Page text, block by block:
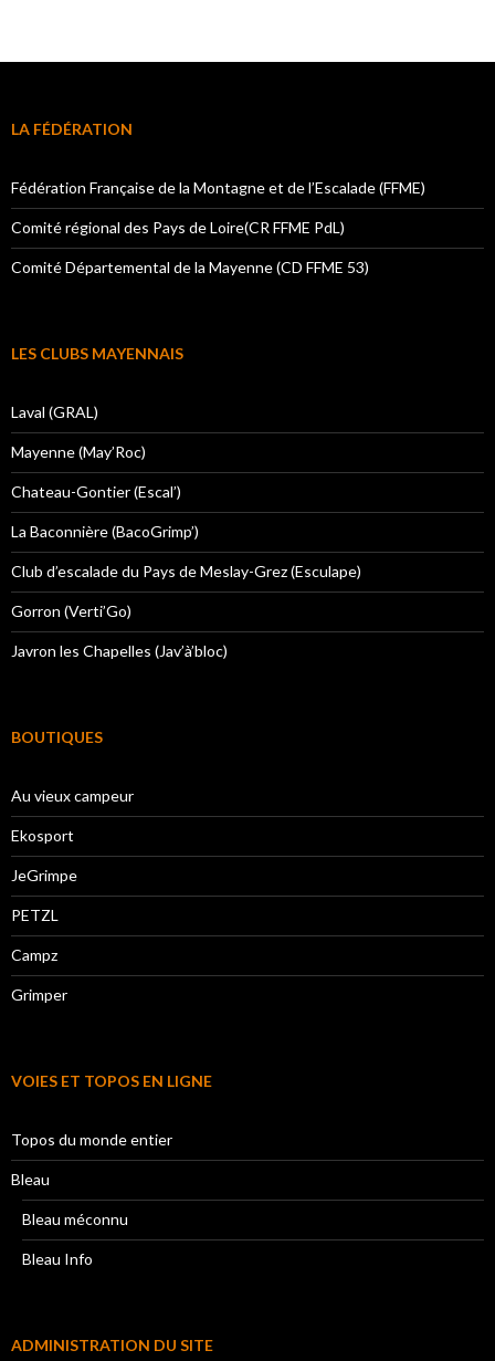
LA FÉDÉRATION
Fédération Française de la Montagne et de l’Escalade (FFME)
Comité régional des Pays de Loire(CR FFME PdL)
Comité Départemental de la Mayenne (CD FFME 53)
LES CLUBS MAYENNAIS
Laval (GRAL)
Mayenne (May’Roc)
Chateau-Gontier (Escal’)
La Baconnière (BacoGrimp’)
Club d’escalade du Pays de Meslay-Grez (Esculape)
Gorron (Verti’Go)
Javron les Chapelles (Jav’à’bloc)
BOUTIQUES
Au vieux campeur
Ekosport
JeGrimpe
PETZL
Campz
Grimper
VOIES ET TOPOS EN LIGNE
Topos du monde entier
Bleau
Bleau méconnu
Bleau Info
ADMINISTRATION DU SITE